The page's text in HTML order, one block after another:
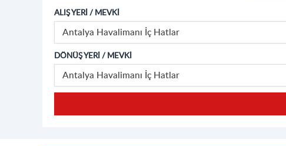
ALIŞ YERİ / MEVKİ
Antalya Havalimanı İç Hatlar
DÖNÜŞ YERİ / MEVKİ
Antalya Havalimanı İç Hatlar